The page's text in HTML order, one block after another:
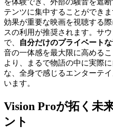
を体験でき、外部の騒音を遮
テンツに集中することができ
効果が重要な映画を視聴する
スの利用が推奨されます。サ
で、
自分だけのプライベート
音の一体感を最大限に高める
より、まるで物語の中に実際
な、全身で感じるエンターテ
います。
Vision Proが拓く未
ント